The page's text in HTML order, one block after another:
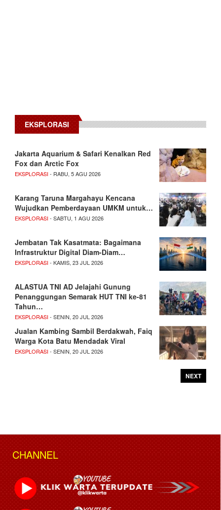
EKSPLORASI
Jakarta Aquarium & Safari Kenalkan Red
Fox dan Arctic Fox
EKSPLORASI- RABU, 5 AGU 2026
Karang Taruna Margahayu Kencana
Wujudkan Pemberdayaan UMKM untuk…
EKSPLORASI- SABTU, 1 AGU 2026
Jembatan Tak Kasatmata: Bagaimana
Infrastruktur Digital Diam-Diam…
EKSPLORASI- KAMIS, 23 JUL 2026
ALASTUA TNI AD Jelajahi Gunung
Penanggungan Semarak HUT TNI ke-81
Tahun…
EKSPLORASI- SENIN, 20 JUL 2026
Jualan Kambing Sambil Berdakwah, Faiq
Warga Kota Batu Mendadak Viral
EKSPLORASI- SENIN, 20 JUL 2026
NEXT
CHANNEL